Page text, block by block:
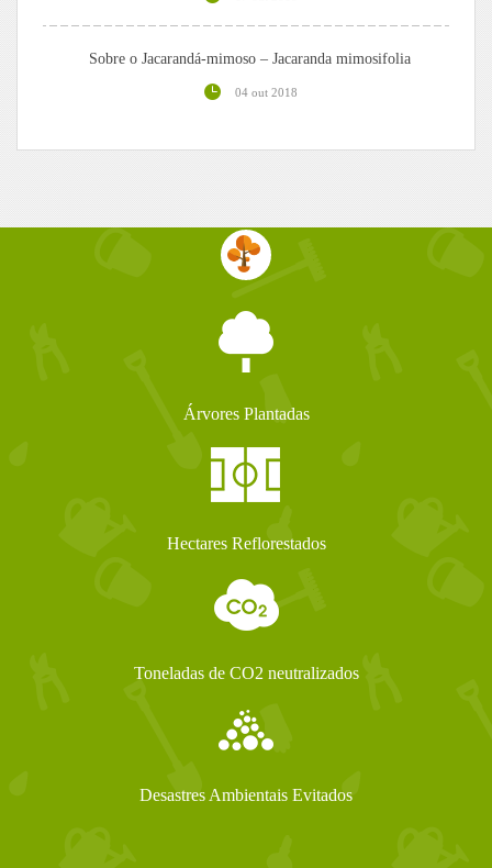
Sobre o Jacarandá-mimoso – Jacaranda mimosifolia
04 out 2018
Árvores Plantadas
Hectares Reflorestados
Toneladas de CO2 neutralizados
Desastres Ambientais Evitados